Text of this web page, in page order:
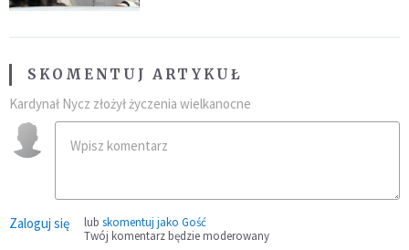
SKOMENTUJ ARTYKUŁ
Kardynał Nycz złożył życzenia wielkanocne
Zaloguj się lub skomentuj jako Gość
Twój komentarz będzie moderowany